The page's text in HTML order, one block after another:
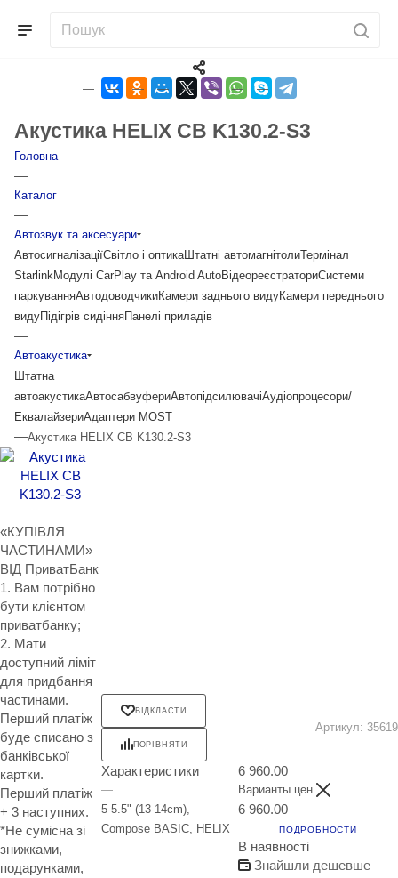
Акустика HELIX CB K130.2-S3
Головна
—
Каталог
—
Автозвук та аксесуари
АвтосигналізаціїСвітло і оптикаШтатні автомагнітолиТермінал
StarlinkМодулі CarPlay та Android AutoВідеореєстраториСистеми
паркуванняАвтодоводчикиКамери заднього видуКамери переднього
видуПідігрів сидінняПанелі приладів
—
Автоакустика
Штатна
автоакустикаАвтосабвуфериАвтопідсилювачіАудіопроцесори/
ЕквалайзериАдаптери MOST
—Акустика HELIX CB K130.2-S3
«КУПІВЛЯ
ЧАСТИНАМИ»
ВІД ПриватБанк
1. Вам потрібно
бути клієнтом
приватбанку;
2. Мати
доступний ліміт
для придбання
частинами.
Перший платіж
буде списано з
банківської
картки.
Перший платіж
+ 3 наступних.
*Не сумісна зі
знижками,
подарунками,
ВІДКЛАСТИ
ПОРІВНЯТИ
Артикул: 35619
Характеристики
—
5-5.5" (13-14cm),
Compose BASIC, HELIX
6 960.00
Варианты цен
6 960.00
ПОДРОБНОСТИ
В наявності
Знайшли дешевше